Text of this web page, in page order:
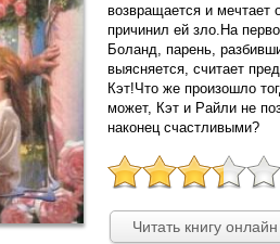
возвращается и мечтает
причинил ей зло.На
Боланд, парень,
выясняется, считает
Кэт!Что же произошло
может, Кэт и Райли не
наконец счастливыми?
Читать книгу